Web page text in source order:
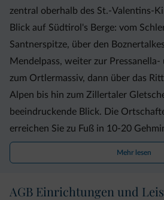
zentral oberhalb des St.-Valentins-
Blick auf Südtirol's Berge: vom
Santnerspitze, über den
Mendelpass, weiter zur
zum Ortlermassiv, dann über das
Alpen bis hin zum Zillertaler
beeindruckende Blick. Die
erreichen Sie zu Fuß in 10-20
Wanderwegen, wobei Sie manchen
entdecken werden. Die
Mehr lesen
AGB Einrichtungen und